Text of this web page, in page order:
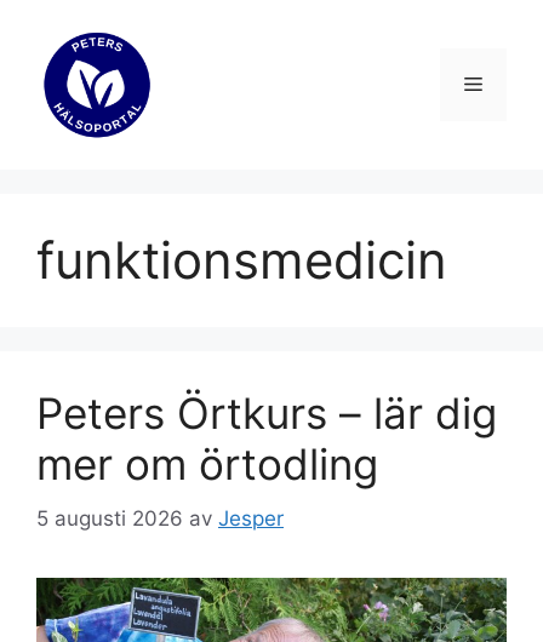
innehåll
Meny
funktionsmedicin
Peters Örtkurs – lär dig
mer om örtodling
5 augusti 2026 av Jesper